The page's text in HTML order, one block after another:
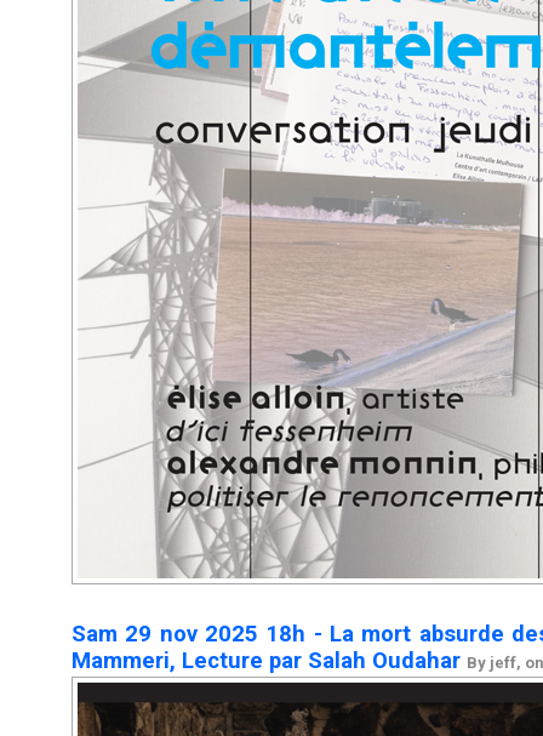
Sam 29 nov 2025 18h - La mort absurde
Mammeri, Lecture par Salah Oudahar By jeff,